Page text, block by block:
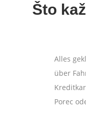
Što
Alles
über
Porec